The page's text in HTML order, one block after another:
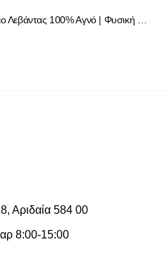
Αριδαία 584 00
8:00-15:00